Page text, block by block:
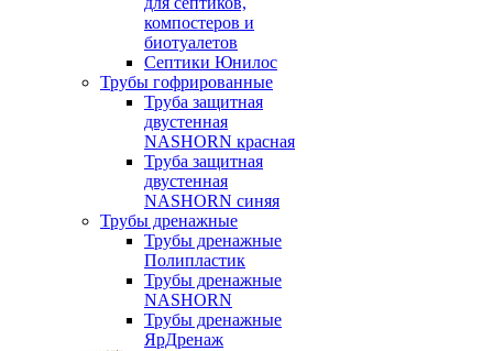
компостеров и
биотуалетов
Септики Юнилос
Трубы гофрированные
Труба защитная
двустенная
NASHORN красная
Труба защитная
двустенная
NASHORN синяя
Трубы дренажные
Трубы дренажные
Полипластик
Трубы дренажные
NASHORN
Трубы дренажные
ЯрДренаж